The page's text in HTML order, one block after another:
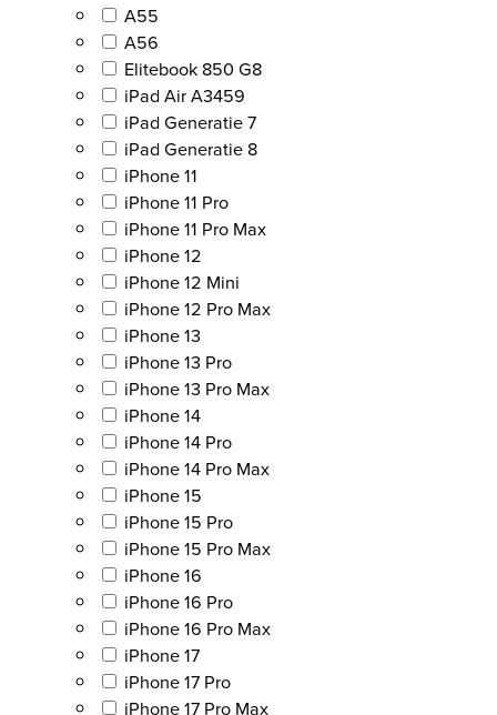
A55
A56
Elitebook 850 G8
iPad Air A3459
iPad Generatie 7
iPad Generatie 8
iPhone 11
iPhone 11 Pro
iPhone 11 Pro Max
iPhone 12
iPhone 12 Mini
iPhone 12 Pro Max
iPhone 13
iPhone 13 Pro
iPhone 13 Pro Max
iPhone 14
iPhone 14 Pro
iPhone 14 Pro Max
iPhone 15
iPhone 15 Pro
iPhone 15 Pro Max
iPhone 16
iPhone 16 Pro
iPhone 16 Pro Max
iPhone 17
iPhone 17 Pro
iPhone 17 Pro Max